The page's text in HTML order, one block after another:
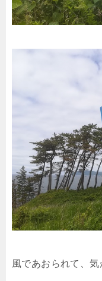
風であおられて、気